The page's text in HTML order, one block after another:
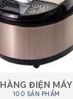
HÀNG ĐIỆN MÁY
100 SẢN PHẨM